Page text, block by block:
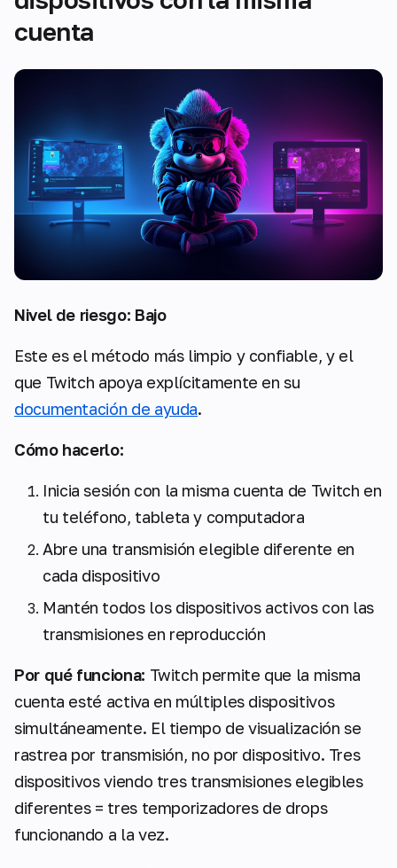
cuenta
Nivel de riesgo: Bajo
Este es el método más limpio y confiable, y el
que Twitch apoya explícitamente en su
documentación de ayuda.
Cómo hacerlo:
Inicia sesión con la misma cuenta de Twitch en
tu teléfono, tableta y computadora
Abre una transmisión elegible diferente en
cada dispositivo
Mantén todos los dispositivos activos con las
transmisiones en reproducción
Por qué funciona: Twitch permite que la misma
cuenta esté activa en múltiples dispositivos
simultáneamente. El tiempo de visualización se
rastrea por transmisión, no por dispositivo. Tres
dispositivos viendo tres transmisiones elegibles
diferentes = tres temporizadores de drops
funcionando a la vez.